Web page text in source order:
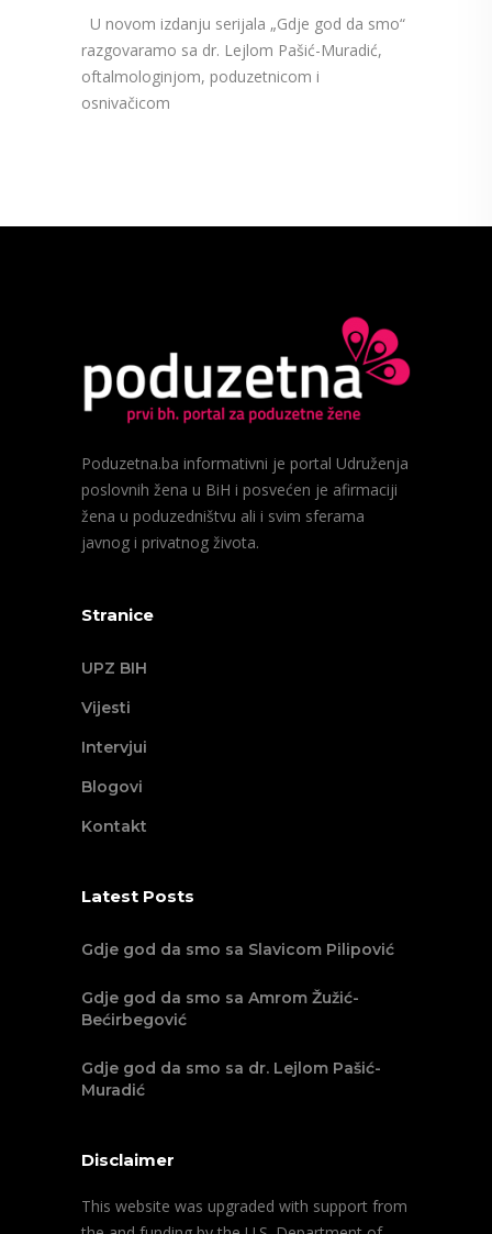
U novom izdanju serijala „Gdje god da smo“
razgovaramo sa dr. Lejlom Pašić-Muradić,
oftalmologinjom, poduzetnicom i
osnivačicom
Poduzetna.ba informativni je portal Udruženja
poslovnih žena u BiH i posvećen je afirmaciji
žena u poduzedništvu ali i svim sferama
javnog i privatnog života.
Stranice
UPZ BIH
Vijesti
Intervjui
Blogovi
Kontakt
Latest Posts
Gdje god da smo sa Slavicom Pilipović
Gdje god da smo sa Amrom Žužić-
Bećirbegović
Gdje god da smo sa dr. Lejlom Pašić-
Muradić
Disclaimer
This website was upgraded with support from